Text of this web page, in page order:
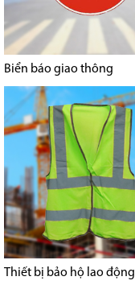
Biển báo giao thông
Thiết bị bảo hộ lao động